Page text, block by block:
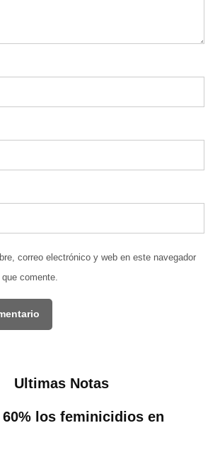
correo electrónico y web en este navegador
comente.
Ultimas Notas
los feminicidios en